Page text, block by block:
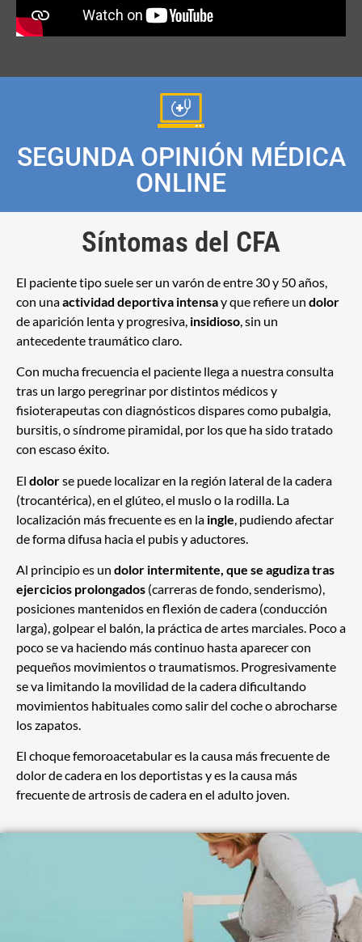
SEGUNDA OPINIÓN MÉDICA
ONLINE
Síntomas del CFA
El paciente tipo suele ser un varón de entre 30 y 50 años,
con unaactividad deportiva intensay que refiere un dolor
de aparición lenta y progresiva, insidioso, sin un
antecedente traumático claro.
Con mucha frecuencia el paciente llega a nuestra consulta
tras un largo peregrinar por distintos médicos y
fisioterapeutas con diagnósticos dispares como pubalgia,
bursitis, o síndrome piramidal, por los que ha sido tratado
con escaso éxito.
El dolorse puede localizar en la región lateral de la cadera
(trocantérica), en el glúteo, el muslo o la rodilla. La
localización más frecuente es en la ingle , pudiendo afectar
de forma difusa hacia el pubis y aductores.
Al principio es un dolor intermitente, que se agudiza tras
ejercicios prolongados (carreras de fondo, senderismo),
posiciones mantenidos en flexión de cadera (conducción
larga), golpear el balón, la práctica de artes marciales. Poco a
poco se va haciendo más continuo hasta aparecer con
pequeños movimientos o traumatismos. Progresivamente
se va limitando la movilidad de la cadera dificultando
movimientos habituales como salir del coche o abrocharse
los zapatos.
El choque femoroacetabular es la causa más frecuente de
dolor de cadera en los deportistas y es la causa más
frecuente de artrosis de cadera en el adulto joven.